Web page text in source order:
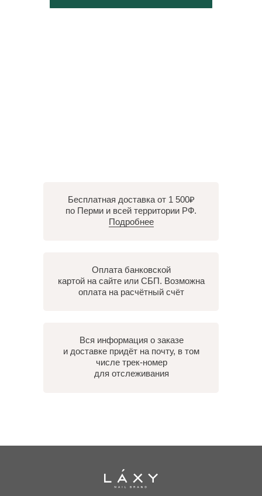
Бесплатная доставка от 1 500₽
по Перми и всей территории РФ.
Подробнее
Оплата банковской
картой на сайте или СБП. Возможна
оплата на расчётный счёт
Вся информация о заказе
и доставке придёт на почту, в том
числе трек-номер
для отслеживания